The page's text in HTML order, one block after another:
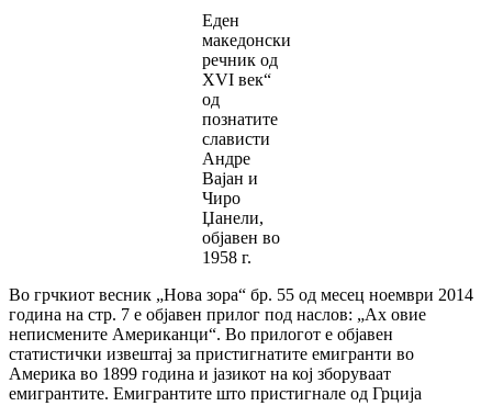
Еден
македонски
речник од
XVI век“
од
познатите
слависти
Андре
Вајан и
Чиро
Џанели,
објавен во
1958 г.
Во грчкиот весник „Нова зора“ бр. 55 од месец ноември 2014
година на стр. 7 е објавен прилог под наслов: „Ах овие
неписмените Американци“. Во прилогот е објавен
статистички извештај за пристигнатите емигранти во
Америка во 1899 година и јазикот на кој зборуваат
емигрантите. Емигрантите што пристигнале од Грција